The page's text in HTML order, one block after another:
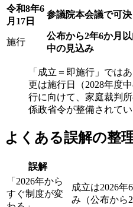
令和8年6
月17日
参議院本会議で可決
施行
公布から2年6か月
中の見込み
「成立＝即施行」では
更は施行日（2028年度
行に向けて、家庭裁判
係政省令が整備されてい
よくある誤解の整
誤解
「2026年から
すぐ制度が変
成立は2026年
み（公布から